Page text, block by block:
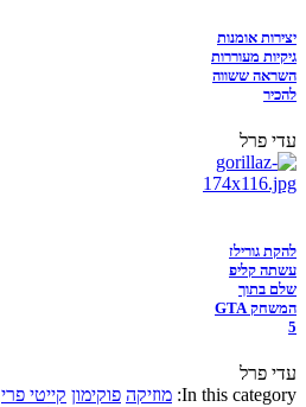
יצירות אומנות
גיקיות מעוררות
השראה ששווה
להכיר
עדי פרל
להקת גורילז
עשתה קליפ
שלם בתוך
המשחק GTA
5
עדי פרל
In this category: מוזיקה פוקימון קייטי פרי